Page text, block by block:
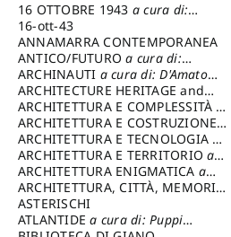
16 OTTOBRE 1943 a cura di:
Pezzetti Marcello
16-ott-43
ANNAMARRA CONTEMPORANEA
ANTICO/FUTUROa cura di:
Varagnoli Claudio
ARCHINAUTI a cura di: D'Amato
Claudio
ARCHITECTURE HERITAGE and
DESIGN
ARCHITETTURA E COMPLESSITÀ a
cura di: Piva Antonio
ARCHITETTURA E COSTRUZIONEa
cura di: Poretti Sergio
ARCHITETTURA E TECNOLOGIA a
cura di: Carrara Gianfranco
ARCHITETTURA E TERRITORIOa
cura di: Pietrogrande Enrico
ARCHITETTURA ENIGMATICA a
cura di: Lenci Ruggero
ARCHITETTURA, CITTÀ, MEMORIA
a cura di: Valeriani Enrico
ASTERISCHI
ATLANTIDEa cura di: Puppi